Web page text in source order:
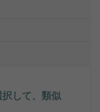
して、類似